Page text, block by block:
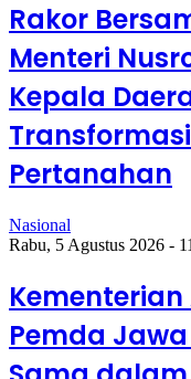
Rakor
Menteri
Kepala
Pertanahan
Nasional
Rabu, 5 Agustus 2026 -
Kementerian
Pemda